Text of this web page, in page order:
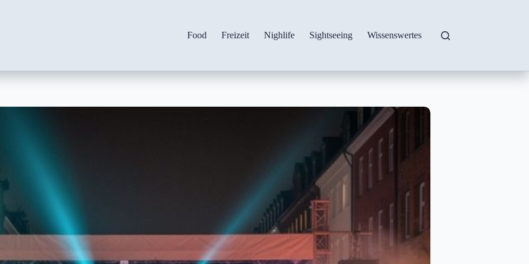
Food
Freizeit Nighlife Sightseeing Wissenswertes